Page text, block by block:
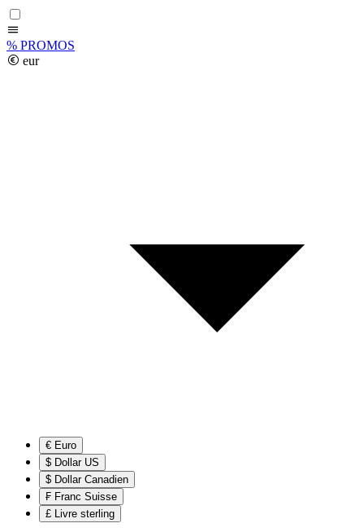
% PROMOS
eur
€ Euro
$ Dollar US
$ Dollar Canadien
₣ Franc Suisse
£ Livre sterling